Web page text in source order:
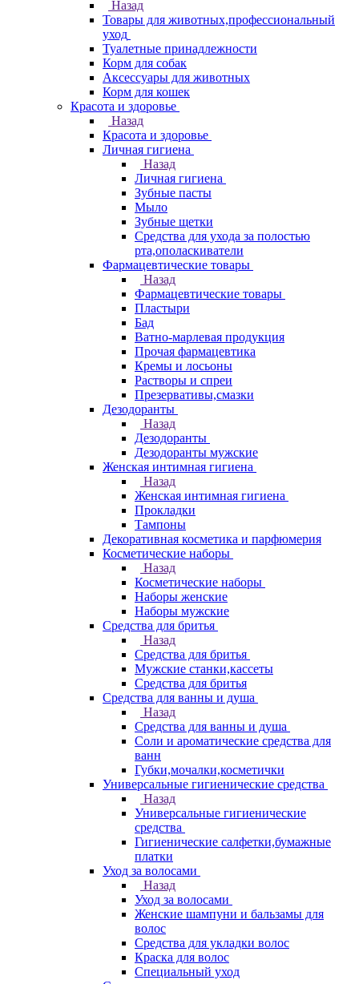
Назад
Товары для животных,профессиональный
уход
Туалетные принадлежности
Корм для собак
Аксессуары для животных
Корм для кошек
Красота и здоровье
Назад
Красота и здоровье
Личная гигиена
Назад
Личная гигиена
Зубные пасты
Мыло
Зубные щетки
Средства для ухода за полостью
рта,ополаскиватели
Фармацевтические товары
Назад
Фармацевтические товары
Пластыри
Бад
Ватно-марлевая продукция
Прочая фармацевтика
Кремы и лосьоны
Растворы и спреи
Презервативы,смазки
Дезодоранты
Назад
Дезодоранты
Дезодоранты мужские
Женская интимная гигиена
Назад
Женская интимная гигиена
Прокладки
Тампоны
Декоративная косметика и парфюмерия
Косметические наборы
Назад
Косметические наборы
Наборы женские
Наборы мужские
Средства для бритья
Назад
Средства для бритья
Мужские станки,кассеты
Средства для бритья
Средства для ванны и душа
Назад
Средства для ванны и душа
Соли и ароматические средства для
ванн
Губки,мочалки,косметички
Универсальные гигиенические средства
Назад
Универсальные гигиенические
средства
Гигиенические салфетки,бумажные
платки
Уход за волосами
Назад
Уход за волосами
Женские шампуни и бальзамы для
волос
Средства для укладки волос
Краска для волос
Специальный уход